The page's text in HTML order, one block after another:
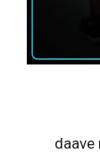
daave